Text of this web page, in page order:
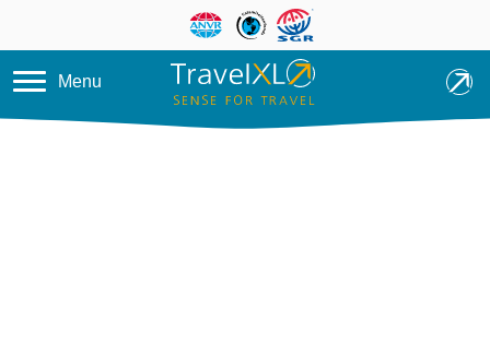
Overslaan en naar de inhoud
Menu